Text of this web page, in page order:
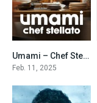
6.1Umami – Chef Stellato (2025)
Feb. 11, 2025